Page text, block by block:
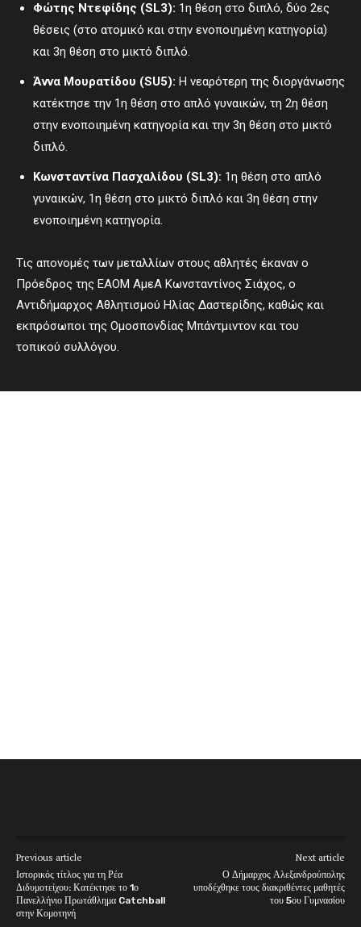
Φώτης Ντεφίδης (SL3): 1η θέση στο διπλό, δύο 2ες
θέσεις (στο ατομικό και στην ενοποιημένη κατηγορία)
και 3η θέση στο μικτό διπλό.
Άννα Μουρατίδου (SU5): Η νεαρότερη της διοργάνωσης
κατέκτησε την 1η θέση στο απλό γυναικών, τη 2η θέση
στην ενοποιημένη κατηγορία και την 3η θέση στο μικτό
διπλό.
Κωνσταντίνα Πασχαλίδου (SL3): 1η θέση στο απλό
γυναικών, 1η θέση στο μικτό διπλό και 3η θέση στην
ενοποιημένη κατηγορία.
Τις απονομές των μεταλλίων στους αθλητές έκαναν ο
Πρόεδρος της ΕΑΟΜ ΑμεΑ Κωνσταντίνος Σιάχος, ο
Αντιδήμαρχος Αθλητισμού Ηλίας Δαστερίδης, καθώς και
εκπρόσωποι της Ομοσπονδίας Μπάντμιντον και του
τοπικού συλλόγου.
Previous article
Ιστορικός τίτλος για τη Ρέα
Διδυμοτείχου: Κατέκτησε το 1ο
Πανελλήνιο Πρωτάθλημα Catchball
στην Κομοτηνή
Next article
Ο Δήμαρχος Αλεξανδρούπολης
υποδέχθηκε τους διακριθέντες μαθητές
του 5ου Γυμνασίου